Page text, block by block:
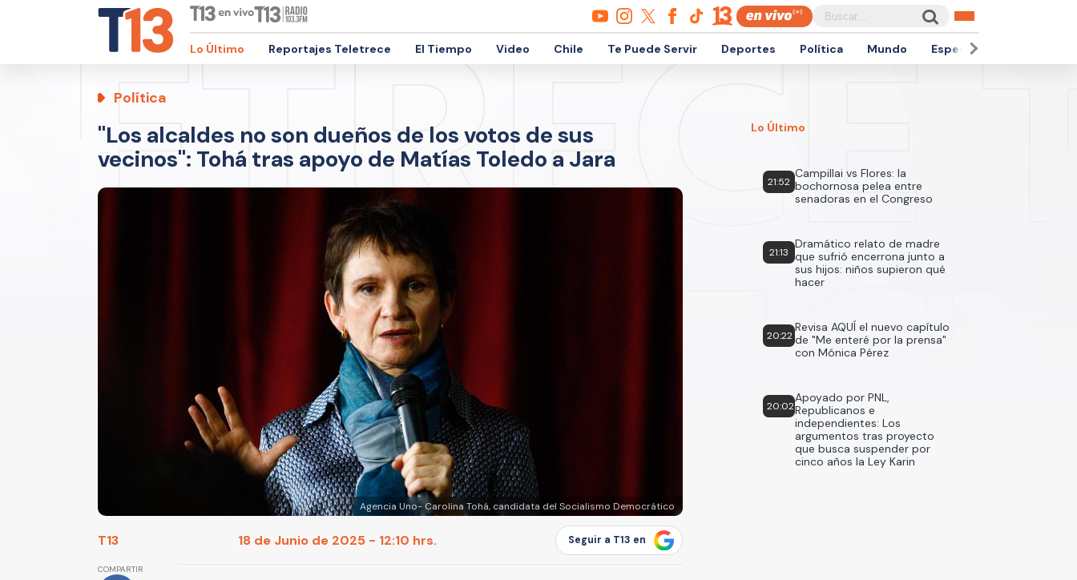
Lo Último Reportajes Teletrece El Tiempo Video Chile Te Puede Servir Deportes Política Mundo Espectáculos
Política
"Los alcaldes no son dueños de los votos de sus
vecinos": Tohá tras apoyo de Matías Toledo a Jara
Agencia Uno- Carolina Tohá, candidata del Socialismo Democrático
T13 18 de Junio de 2025 - 12:10 hrs. Seguir a T13 en
COMPARTIR
Lo Último
21:52
Campillai vs Flores: la
bochornosa pelea entre
senadoras en el Congreso
21:13
Dramático relato de madre
que sufrió encerrona junto a
sus hijos: niños supieron qué
hacer
20:22
Revisa AQUÍ el nuevo capítulo
de "Me enteré por la prensa"
con Mónica Pérez
20:02
Apoyado por PNL,
Republicanos e
independientes: Los
argumentos tras proyecto
que busca suspender por
cinco años la Ley Karin